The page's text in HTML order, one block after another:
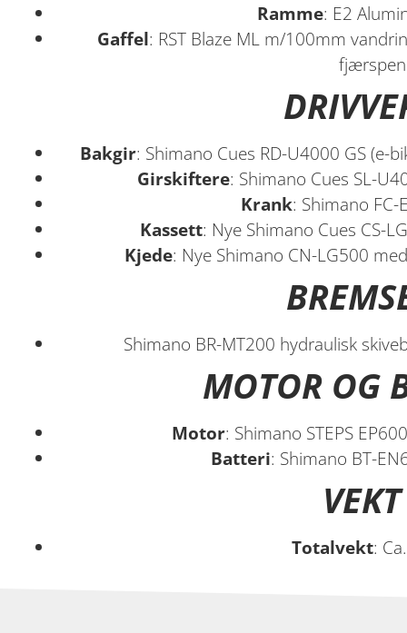
Ramme: E2
Gaffel: RST Blaze ML m/100mm
Bakgir: Shimano Cues RD-U4000 GS (e-
Girskiftere: Shimano Cues SL-
Krank: Shimano
Kassett: Nye Shimano Cues CS-
Kjede: Nye Shimano CN-LG500
Shimano BR-MT200 hydraulisk
MOTOR OG
Motor: Shimano STEPS
Batteri: Shimano BT-
VEKT
Totalvekt: